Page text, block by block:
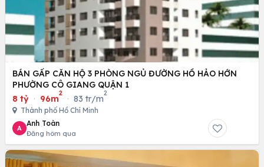
BÁN GẤP CĂN HỘ 3 PHÒNG NGỦ ĐƯỜNG HỒ HẢO HỚN
PHƯỜNG CÔ GIANG QUẬN 1
8 tỷ · 96m
2
· 83 tr/m
2
Thành phố Hồ Chí Minh
A
Anh Toàn
Đăng hôm qua